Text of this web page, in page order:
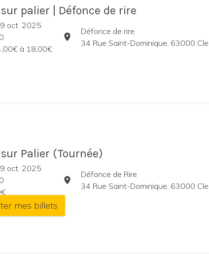
sur palier | Défonce de rire
oct. 2025
à 18,00€
Défonce de rire
34 Rue Saint-Dominique, 63000 Clermont-
Palier (Tournée)
oct. 2025
Défonce de Rire
34 Rue Saint-Dominique, 63000 Clermont-
mes billets